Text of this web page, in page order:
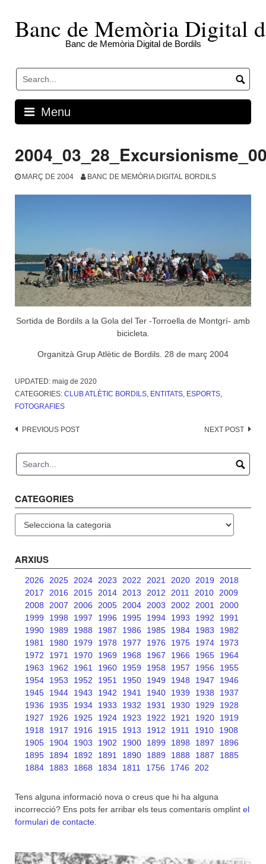
contentBanc de Memòria Digital
Banc de Memòria Digital de Bordils
Menu
MARÇ DE 2004 BANC DE MEMÒRIA DIGITAL BORDILS
Sortida de Bordils a la Gola del Ter -Torroella de Montgrí- amb
bicicleta.
Organitzà Grup Atlètic de Bordils. 28 de març 2004
UPDATED: maig de 2020
CATEGORIES: CLUB ATLÈTIC BORDILS, ENTITATS, ESPORTS,
FOTOGRAFIES
Post
PREVIOUS POST NEXT POST
CATEGORIES
ARXIUS
2026 2025 2024 2023 2022 2021 2020 2019
2018
2017
2016 2015 2014 2013 2012 2011 2010
2009
2008
2007 2006 2005 2004 2003 2002 2001
2000
1999
1998 1997 1996 1995 1994 1993 1992
1991
1990
1989 1988 1987 1986 1985 1984 1983
1982
1981
1980 1979 1978 1977 1976 1975 1974
1973
1972
1971 1970 1969 1968 1967 1966 1965
1964
1963
1962 1961 1960 1959 1958 1957 1956
1955
1954
1953 1952 1951 1950 1949 1948 1947
1946
1945
1944 1943 1942 1941 1940 1939 1938
1937
1936
1935 1934 1933 1932 1931 1930 1929
1928
1927
1926 1925 1924 1923 1922 1921 1920
1919
1918
1917 1916 1915 1913 1912 1911 1910
1908
1905
1904 1903 1902 1900 1899 1898 1897
1896
1895
1894 1892 1891 1890 1889 1888 1887
1885
1884
1883 1868 1834 1811 1756 1746 202
Tens alguna informació nova o creus que hi ha alguna
incorrecció? Ens pots fer arribar els teus comentaris omplint el
formulari de contacte